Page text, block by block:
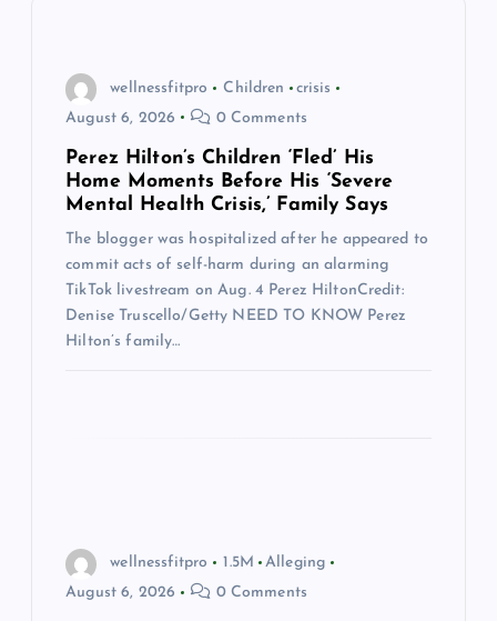
wellnessfitpro Children
crisis
August 6, 2026
0 Comments
Perez Hilton’s Children ‘Fled’ His
Home Moments Before His ‘Severe
Mental Health Crisis,’ Family Says
The blogger was hospitalized after he appeared to
commit acts of self-harm during an alarming
TikTok livestream on Aug. 4 Perez HiltonCredit:
Denise Truscello/Getty NEED TO KNOW Perez
Hilton’s family…
wellnessfitpro 1.5M
Alleging
August 6, 2026
0 Comments